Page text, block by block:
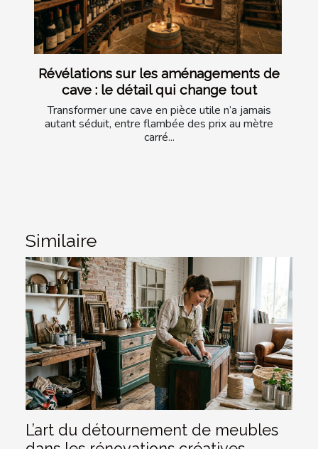
Révélations sur les aménagements de
cave : le détail qui change tout
Transformer une cave en pièce utile n’a jamais
autant séduit, entre flambée des prix au mètre
carré...
Similaire
L’art du détournement de meubles